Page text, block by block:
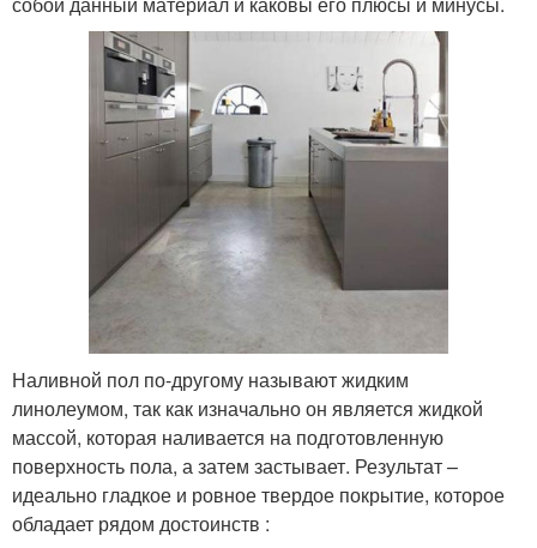
Наливной пол по-другому называют жидким
линолеумом, так как изначально он является жидкой
массой, которая наливается на подготовленную
поверхность пола, а затем застывает. Результат –
идеально гладкое и ровное твердое покрытие, которое
обладает рядом достоинств :